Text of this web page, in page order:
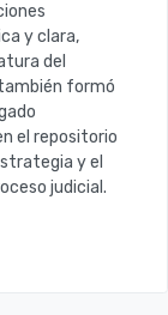
y clara,
del
formó
el repositorio
y el
judicial.